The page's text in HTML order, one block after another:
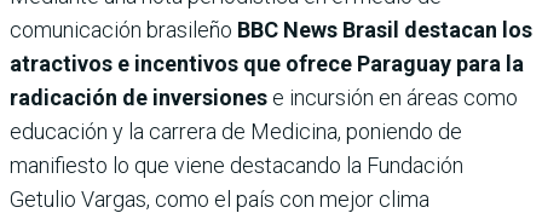
comunicación brasileño BBC News Brasil destacan los
atractivos e incentivos que ofrece Paraguay para la
radicación de inversiones e incursión en áreas como
educación y la carrera de Medicina, poniendo de
manifiesto lo que viene destacando la Fundación
Getulio Vargas, como el país con mejor clima